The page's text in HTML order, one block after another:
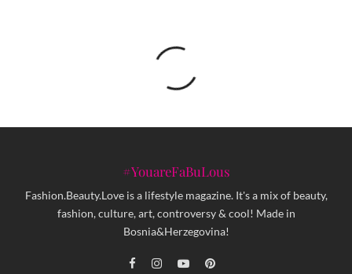
#YouareFaBuLous
Fashion.Beauty.Love is a lifestyle magazine. It's a mix of beauty,
fashion, culture, art, controversy & cool! Made in
Bosnia&Herzegovina!